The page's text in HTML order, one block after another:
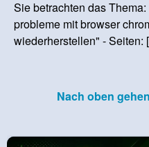
Sie betrachten das Thema:
probleme mit browser
wiederherstellen" - Seiten: [
Nach oben gehen